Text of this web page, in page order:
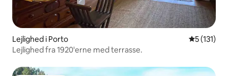
Lejlighed i Porto 5 ud af 5 i
5 (131)
Lejlighed fra 1920'erne med terrasse.